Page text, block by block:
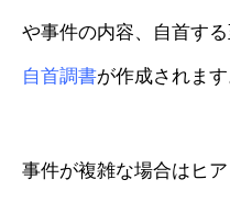
や事件の内容、自首す
自首調書が作成されます
事件が複雑な場合はヒ